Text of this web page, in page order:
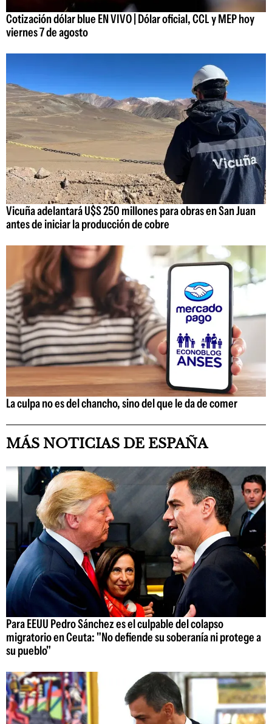
Cotización dólar blue EN VIVO | Dólar oficial, CCL y MEP hoy
viernes 7 de agosto
Vicuña adelantará U$S 250 millones para obras en San Juan
antes de iniciar la producción de cobre
La culpa no es del chancho, sino del que le da de comer
MÁS NOTICIAS DE ESPAÑA
Para EEUU Pedro Sánchez es el culpable del colapso
migratorio en Ceuta: "No defiende su soberanía ni protege a
su pueblo"